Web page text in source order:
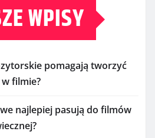
WPISY
pomagają tworzyć
filmie?
najlepiej pasują do filmów